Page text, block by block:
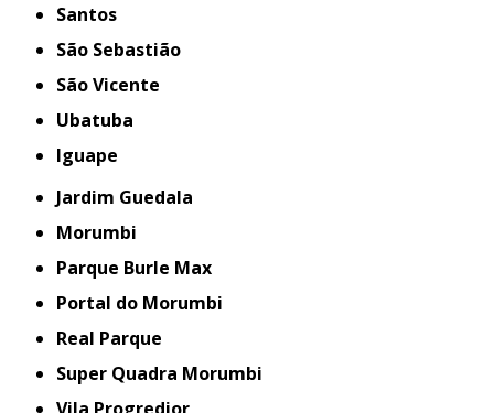
Santos
São Sebastião
São Vicente
Ubatuba
iguape
Jardim Guedala
Morumbi
Parque Burle Max
Portal do Morumbi
Real Parque
Super Quadra Morumbi